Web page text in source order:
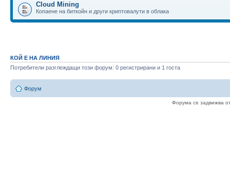
Cloud Mining
Копаене на биткойн и други криптовалути в облака
КОЙ Е НА ЛИНИЯ
Потребители разглеждащи този форум: 0 регистрирани и 1 госта
Форум
Форума се задвижва